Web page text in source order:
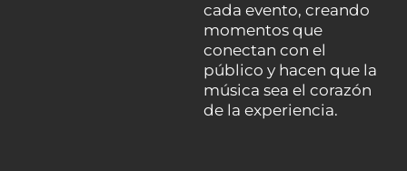
cada evento, creando
momentos que
conectan con el
público y hacen que la
música sea el corazón
de la experiencia.